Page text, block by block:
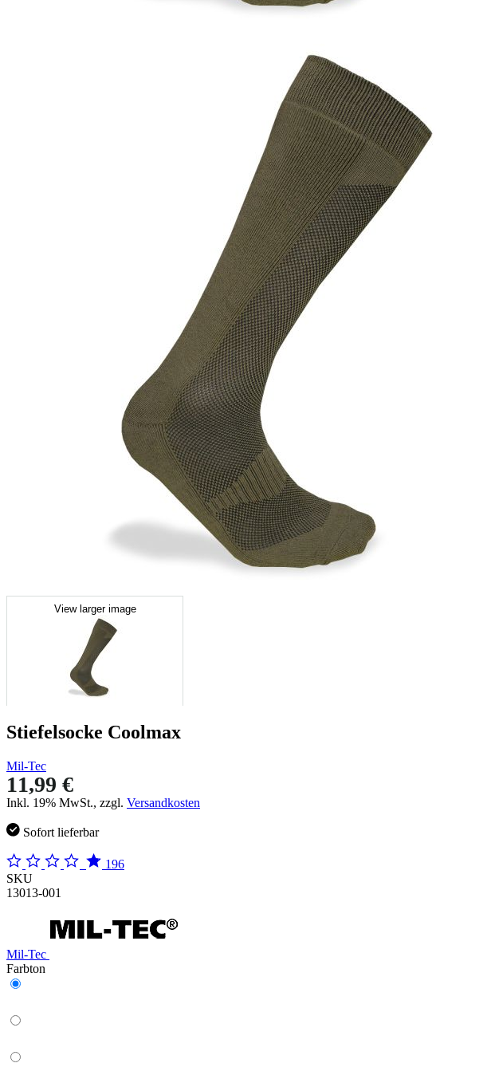
View larger image
Stiefelsocke Coolmax
Mil-Tec
11,99 €
Inkl. 19% MwSt., zzgl. Versandkosten
Sofort lieferbar
196
SKU
13013-001
Mil-Tec
Farbton